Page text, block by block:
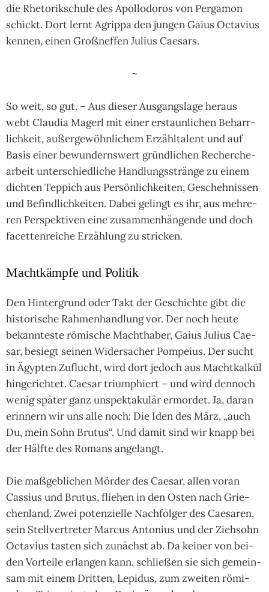
die Rhe­torik­schule des Apollo­doros von Per­ga­mon
schickt. Dort lernt Agrippa den jun­gen Gaius Octa­vius
kennen, einen Groß­nef­fen Julius Caesars.
~
So weit, so gut. – Aus die­ser Aus­gangs­lage heraus
webt Clau­dia Magerl mit einer erstaun­li­chen Beharr­
lich­keit, außer­gewöhn­li­chem Erzähl­ta­lent und auf
Basis einer bewun­derns­wert gründ­li­chen Recher­che­
ar­beit unter­schied­liche Hand­lungs­stränge zu einem
dich­ten Tep­pich aus Per­sön­lich­kei­ten, Gescheh­nis­sen
und Befind­lich­kei­ten. Dabei gelingt es ihr, aus meh­re­
ren Per­spek­ti­ven eine zusam­men­hän­gende und doch
facet­ten­rei­che Erzäh­lung zu stricken.
Machtkämpfe und Politik
Den Hinter­grund oder Takt der Geschichte gibt die
his­tori­sche Rah­men­hand­lung vor. Der noch heute
bekann­teste römi­sche Macht­ha­ber, Gaius Julius Cae­
sar, besiegt sei­nen Wider­sacher Pom­peius. Der sucht
in Ägyp­ten Zuflucht, wird dort jedoch aus Macht­kal­kül
hin­gerich­tet. Caesar trium­phiert – und wird den­noch
wenig später ganz unspek­taku­lär ermor­det. Ja, daran
erinnern wir uns alle noch: Die Iden des März, „auch
Du, mein Sohn Bru­tus“. Und damit sind wir knapp bei
der Hälfte des Romans ange­langt.
Die maßgeb­lichen Mörder des Caesar, allen voran
Cassius und Bru­tus, flie­hen in den Osten nach Grie­
chen­land. Zwei poten­zielle Nach­fol­ger des Cae­sa­ren,
sein Stell­ver­tre­ter Mar­cus Anto­nius und der Zieh­sohn
Octa­vius tas­ten sich zunächst ab. Da kei­ner von bei­
den Vor­teile erlan­gen kann, schlie­ßen sie sich gemein­
sam mit einem Drit­ten, Lepi­dus, zum zwei­ten römi­